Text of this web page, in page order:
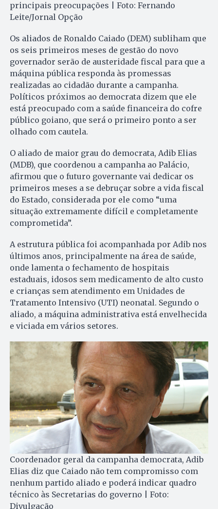
principais preocupações | Foto: Fernando
Leite/Jornal Opção
Os aliados de Ronaldo Caiado (DEM) subliham que
os seis primeiros meses de gestão do novo
governador serão de austeridade fiscal para que a
máquina pública responda às promessas
realizadas ao cidadão durante a campanha.
Políticos próximos ao democrata dizem que ele
está preocupado com a saúde financeira do cofre
público goiano, que será o primeiro ponto a ser
olhado com cautela.
O aliado de maior grau do democrata, Adib Elias
(MDB), que coordenou a campanha ao Palácio,
afirmou que o futuro governante vai dedicar os
pri­meiros meses a se debruçar sobre a vida fiscal
do Estado, considerada por ele como “uma
situação extremamente di­fícil e completamente
comprometida”.
A estrutura pública foi acompanhada por Adib nos
últimos anos, principalmente na área de saúde,
onde lamenta o fechamento de hospitais
estaduais, idosos sem medicamento de alto custo
e crianças sem atendimento em Unidades de
Trata­mento Intensivo (UTI) neonatal. Segundo o
aliado, a máquina administrativa está envelhecida
e viciada em vários setores.
Coordenador geral da campanha democrata, Adib
Elias diz que Caiado não tem compromisso com
nenhum partido aliado e poderá indicar quadro
técnico às Secretarias do governo | Foto:
Divulgação